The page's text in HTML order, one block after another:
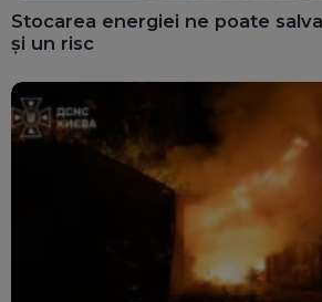
Stocarea energiei ne poate
și un risc